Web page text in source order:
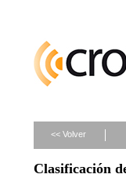
<< Volver
Clasificación